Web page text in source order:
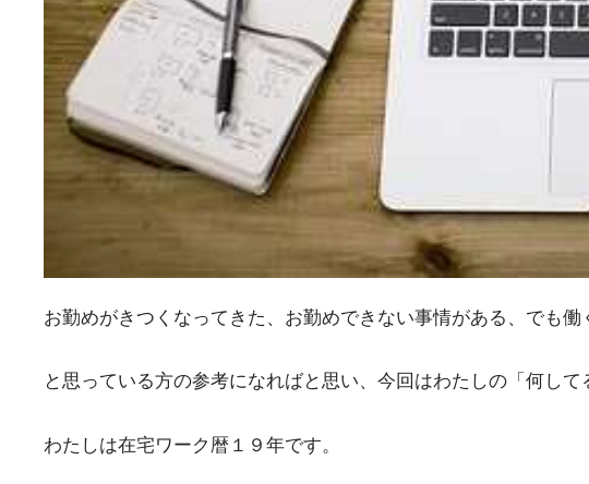
お勤めがきつくなってきた、お勤めできない事情がある、でも働
と思っている方の参考になればと思い、今回はわたしの「何し
わたしは在宅ワーク暦１９年です。